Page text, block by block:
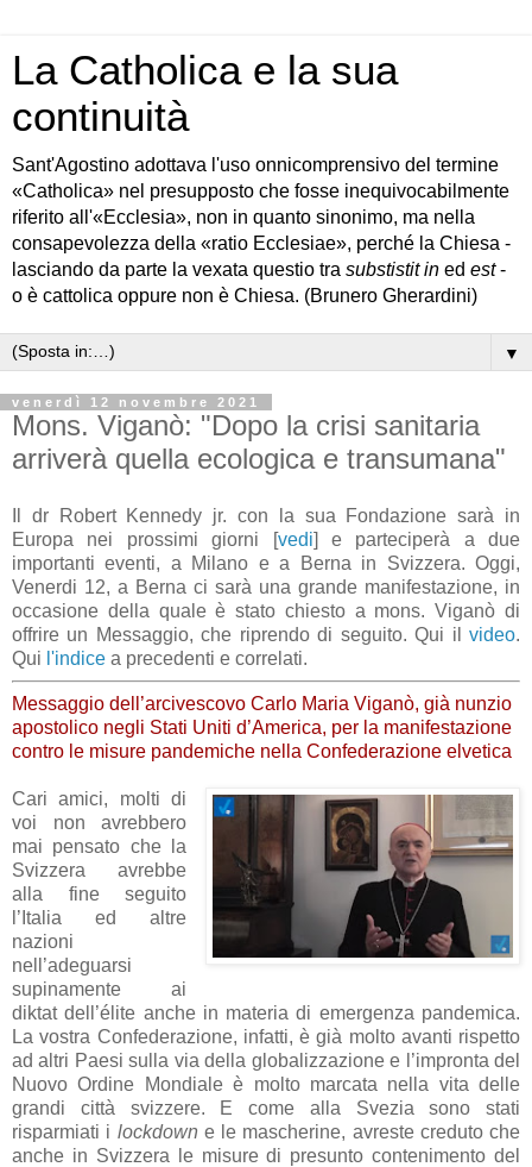
La Catholica e la sua
continuità
Sant'Agostino adottava l'uso onnicomprensivo del termine
«Catholica» nel presupposto che fosse inequivocabilmente
riferito all'«Ecclesia», non in quanto sinonimo, ma nella
consapevolezza della «ratio Ecclesiae», perché la Chiesa -
lasciando da parte la vexata questio tra substistit in ed est-
o è cattolica oppure non è Chiesa. (Brunero Gherardini)
▼
venerdì 12 novembre 2021
Mons. Viganò: "Dopo la crisi sanitaria
arriverà quella ecologica e transumana"
Il dr Robert Kennedy jr. con la sua Fondazione sarà in
Europa nei prossimi giorni [vedi] e parteciperà a due
importanti eventi, a Milano e a Berna in Svizzera. Oggi,
Venerdi 12, a Berna ci sarà una grande manifestazione, in
occasione della quale è stato chiesto a mons. Viganò di
offrire un Messaggio, che riprendo di seguito. Qui il video.
Qui l'indice a precedenti e correlati.
Messaggio dell’arcivescovo Carlo Maria Viganò, già nunzio
apostolico negli Stati Uniti d’America, per la manifestazione
contro le misure pandemiche nella Confederazione elvetica
Cari amici, molti di
voi non avrebbero
mai pensato che la
Svizzera avrebbe
alla fine seguito
l’Italia ed altre
nazioni
nell’adeguarsi
supinamente ai
diktat dell’élite anche in materia di emergenza pandemica.
La vostra Confederazione, infatti, è già molto avanti rispetto
ad altri Paesi sulla via della globalizzazione e l’impronta del
Nuovo Ordine Mondiale è molto marcata nella vita delle
grandi città svizzere. E come alla Svezia sono stati
risparmiati i lockdown e le mascherine, avreste creduto che
anche in Svizzera le misure di presunto contenimento del